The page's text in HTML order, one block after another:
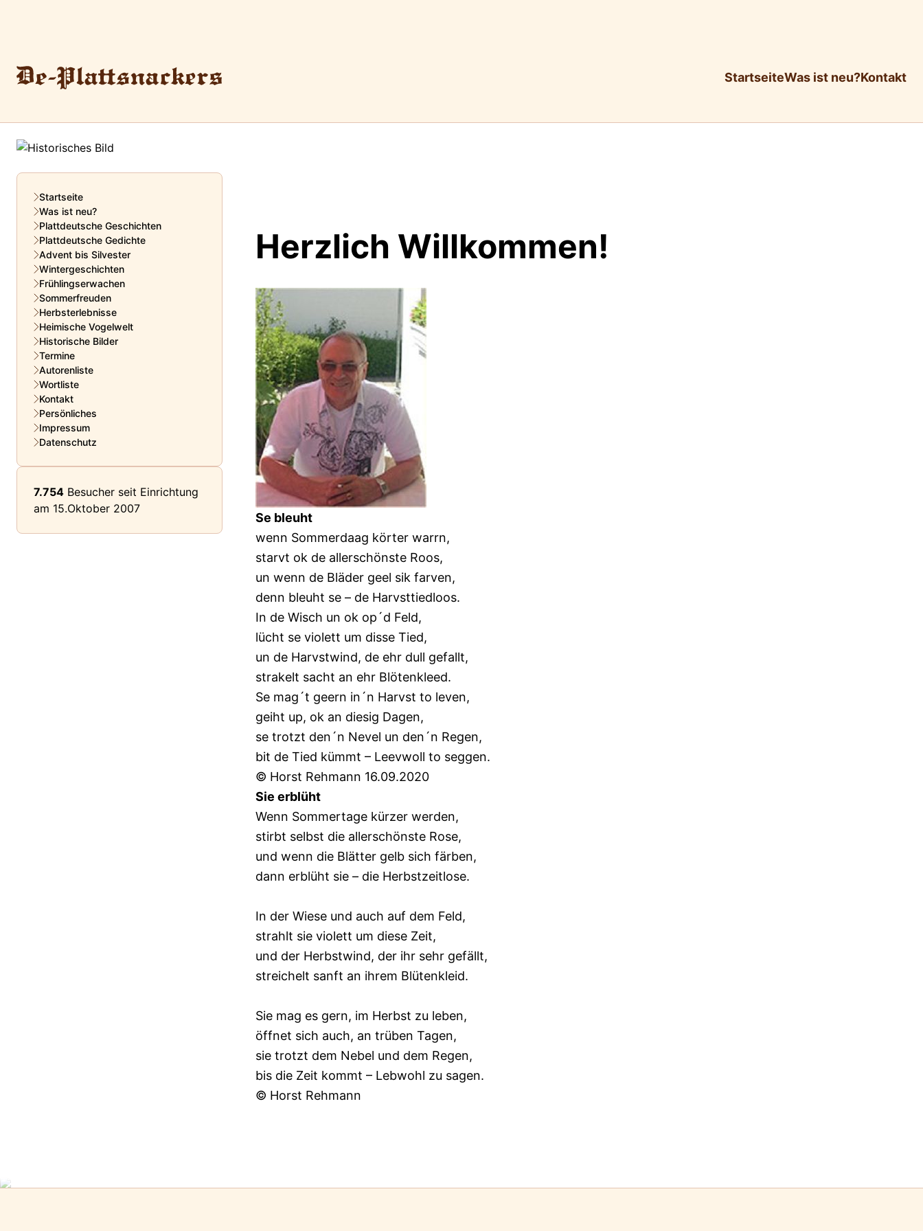
StartseiteWas ist neu?Kontakt
Startseite
Was ist neu?
Plattdeutsche Geschichten
Plattdeutsche Gedichte
Advent bis Silvester
Wintergeschichten
Frühlingserwachen
Sommerfreuden
Herbsterlebnisse
Heimische Vogelwelt
Historische Bilder
Termine
Autorenliste
Wortliste
Kontakt
Persönliches
Impressum
Datenschutz
7.754 Besucher seit Einrichtung
am 15.Oktober 2007
Herzlich Willkommen!
Se bleuht
wenn Sommerdaag körter warrn,
starvt ok de allerschönste Roos,
un wenn de Bläder geel sik farven,
denn bleuht se – de Harvsttiedloos.
In de Wisch un ok op´d Feld,
lücht se violett um disse Tied,
un de Harvstwind, de ehr dull gefallt,
strakelt sacht an ehr Blötenkleed.
Se mag´t geern in´n Harvst to leven,
geiht up, ok an diesig Dagen,
se trotzt den´n Nevel un den´n Regen,
bit de Tied kümmt – Leevwoll to seggen.
© Horst Rehmann 16.09.2020
Sie erblüht
Wenn Sommertage kürzer werden,
stirbt selbst die allerschönste Rose,
und wenn die Blätter gelb sich färben,
dann erblüht sie – die Herbstzeitlose.
In der Wiese und auch auf dem Feld,
strahlt sie violett um diese Zeit,
und der Herbstwind, der ihr sehr gefällt,
streichelt sanft an ihrem Blütenkleid.
Sie mag es gern, im Herbst zu leben,
öffnet sich auch, an trüben Tagen,
sie trotzt dem Nebel und dem Regen,
bis die Zeit kommt – Lebwohl zu sagen.
© Horst Rehmann